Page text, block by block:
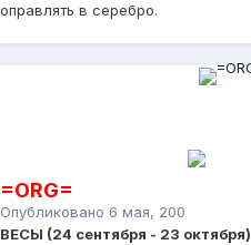
оправлять в серебро.
=ORG=
Опубликовано 6 мая, 2008
ВЕСЫ (24 сентября - 23 октября)